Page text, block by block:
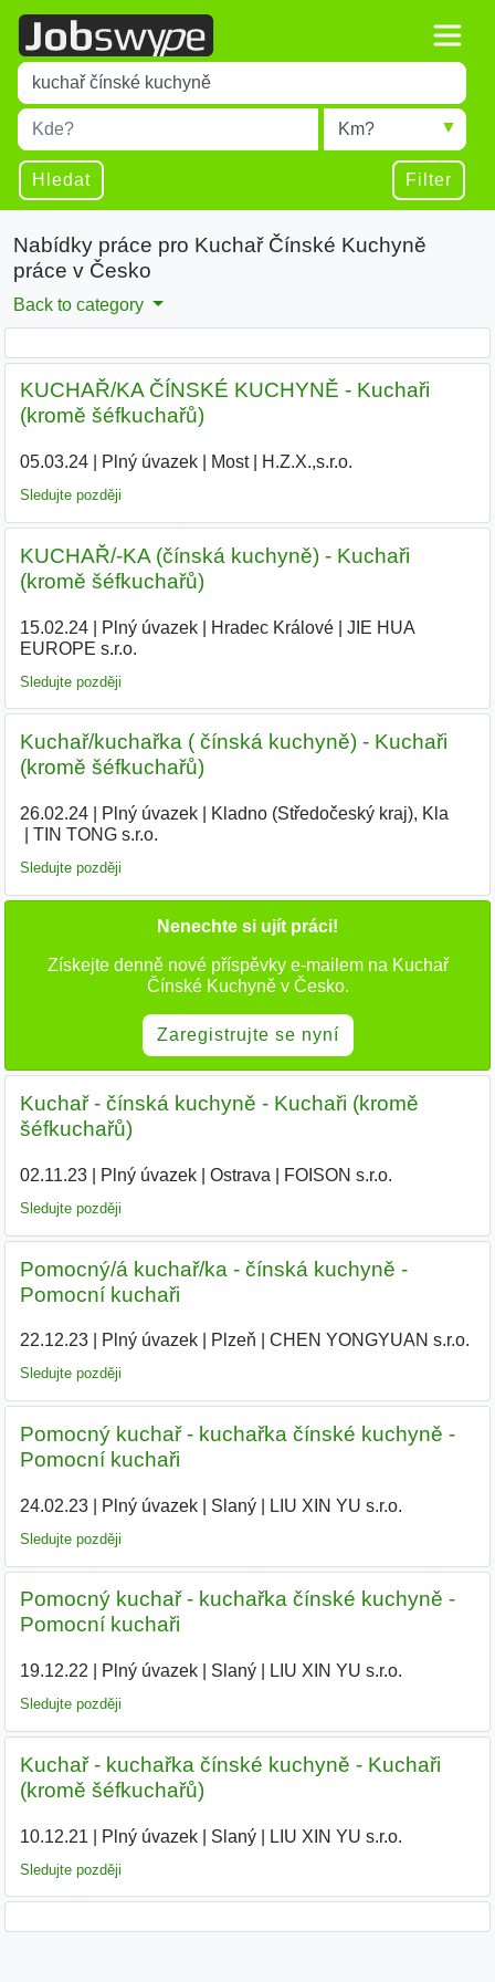
Title
Type 1 or more characters for results.
Místo
Type 1 or more characters for results.
Radius
Hledat Filter
Nabídky práce pro Kuchař Čínské Kuchyně
práce v Česko
Back to category
KUCHAŘ/KA ČÍNSKÉ KUCHYNĚ - Kuchaři
(kromě šéfkuchařů)
05.03.24| Plný úvazek| Most| H.Z.X.,s.r.o.
Sledujte později
KUCHAŘ/-KA (čínská kuchyně) - Kuchaři
(kromě šéfkuchařů)
15.02.24| Plný úvazek| Hradec Králové|
JIE HUA
EUROPE s.r.o.
Sledujte později
Kuchař/kuchařka ( čínská kuchyně) - Kuchaři
(kromě šéfkuchařů)
26.02.24| Plný úvazek| Kladno (Středočeský kraj), Kla
TIN TONG s.r.o.
Sledujte později
Nenechte si ujít práci!
Získejte denně nové příspěvky e-mailem na Kuchař
Čínské Kuchyně v Česko.
Zaregistrujte se nyní
Kuchař - čínská kuchyně - Kuchaři (kromě
šéfkuchařů)
02.11.23| Plný úvazek| Ostrava FOISON s.r.o.
Sledujte později
Pomocný/á kuchař/ka - čínská kuchyně -
Pomocní kuchaři
22.12.23| Plný úvazek| Plzeň CHEN YONGYUAN s.r.o.
Sledujte později
Pomocný kuchař - kuchařka čínské kuchyně -
Pomocní kuchaři
24.02.23| Plný úvazek| Slaný| LIU XIN YU s.r.o.
Sledujte později
Pomocný kuchař - kuchařka čínské kuchyně -
Pomocní kuchaři
19.12.22 Plný úvazek| Slaný| LIU XIN YU s.r.o.
Sledujte později
Kuchař - kuchařka čínské kuchyně - Kuchaři
(kromě šéfkuchařů)
10.12.21 Plný úvazek| Slaný| LIU XIN YU s.r.o.
Sledujte později